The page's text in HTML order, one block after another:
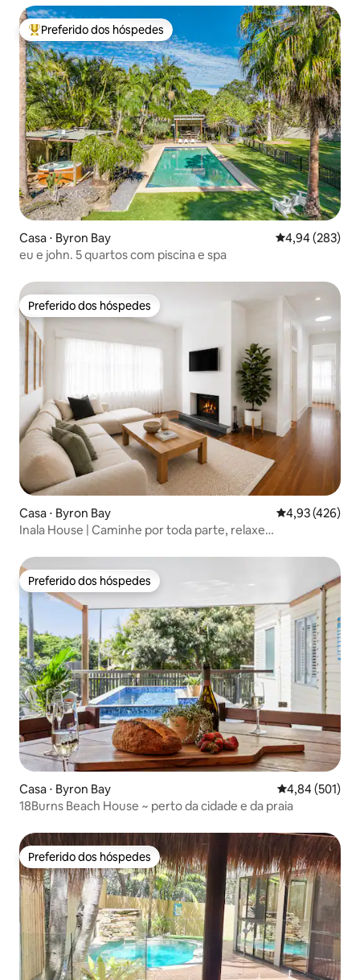
Entre os melhores preferidos dos hóspedes
Preferido dos hóspedes
Casa ⋅ Byron Bay 4,94 de uma
4,94 (283)
eu e john. 5 quartos com piscina e spa
Preferido dos hóspedes
Preferido dos hóspedes
Casa ⋅ Byron Bay 4,93 de uma
4,93 (426)
Inala House | Caminhe por toda parte, relaxe
Preferido dos hóspedes
Preferido dos hóspedes
Casa ⋅ Byron Bay 4,84 de uma
4,84 (501)
18Burns Beach House ~ perto da cidade e da praia
Preferido dos hóspedes
Preferido dos hóspedes